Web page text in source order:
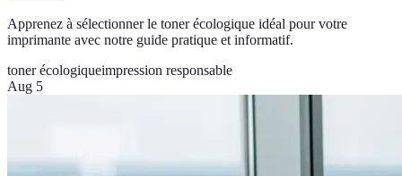
Apprenez à sélectionner le toner écologique idéal pour votre
imprimante avec notre guide pratique et informatif.
toner écologiqueimpression responsable
Aug 5